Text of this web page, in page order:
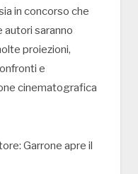
in concorso che
autori saranno
proiezioni,
e
cinematografica
Garrone apre il